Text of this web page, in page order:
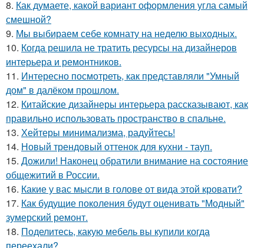
8. Как думаете, какой вариант оформления угла самый
смешной?
9. Мы выбираем себе комнату на неделю выходных.
10. Когда решила не тратить ресурсы на дизайнеров
интерьера и ремонтников.
11. Интересно посмотреть, как представляли "Умный
дом" в далёком прошлом.
12. Китайские дизайнеры интерьера рассказывают, как
правильно использовать пространство в спальне.
13. Хейтеры минимализма, радуйтесь!
14. Новый трендовый оттенок для кухни - тауп.
15. Дожили! Наконец обратили внимание на состояние
общежитий в России.
16. Какие у вас мысли в голове от вида этой кровати?
17. Как будущие поколения будут оценивать "Модный"
зумерский ремонт.
18. Поделитесь, какую мебель вы купили когда